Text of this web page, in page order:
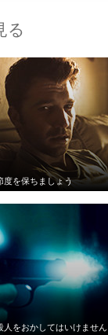
る
度を保ちましょう
人をおかしてはいけません